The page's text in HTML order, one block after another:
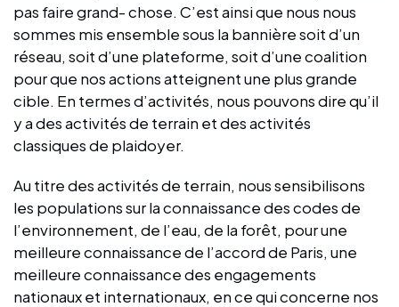
pas faire grand- chose. C’est ainsi que nous nous
sommes mis ensemble sous la bannière soit d’un
réseau, soit d’une plateforme, soit d’une coalition
pour que nos actions atteignent une plus grande
cible. En termes d’activités, nous pouvons dire qu’il
y a des activités de terrain et des activités
classiques de plaidoyer.
Au titre des activités de terrain, nous sensibilisons
les populations sur la connaissance des codes de
l’environnement, de l’eau, de la forêt, pour une
meilleure connaissance de l’accord de Paris, une
meilleure connaissance des engagements
nationaux et internationaux, en ce qui concerne nos